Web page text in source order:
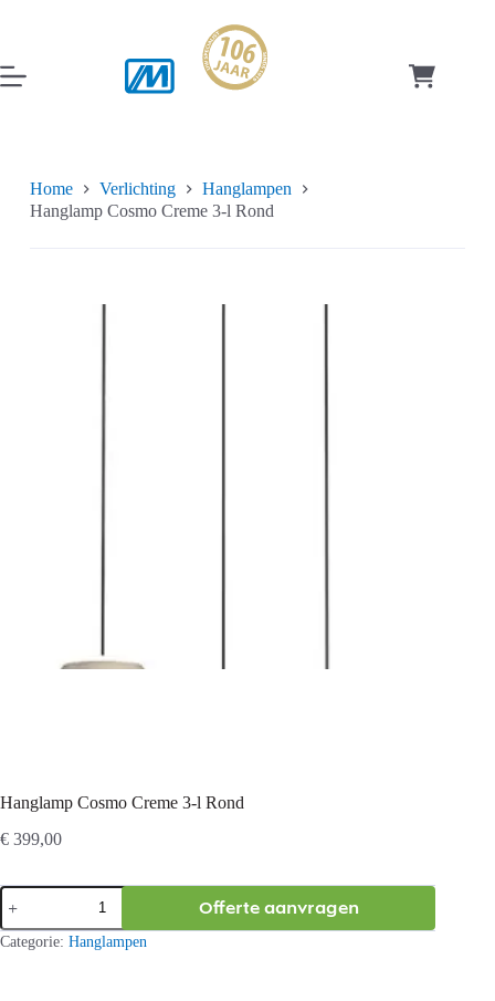
inhoud
Home Verlichting
Hanglampen
Hanglamp Cosmo Creme 3-l Rond
Hanglamp Cosmo Creme 3-l Rond
€ 399,00
Hanglamp
Cosmo
Creme
3-
Offerte aanvragen
Categorie: Hanglampen